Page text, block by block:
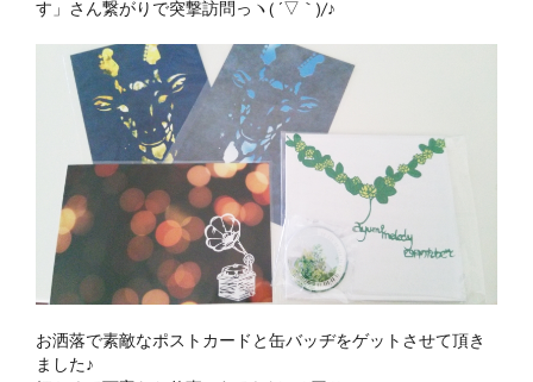
す」さん繋がりで突撃訪問っヽ( ´▽｀)/♪
お洒落で素敵なポストカードと缶バッヂをゲットさせて頂き
ました♪